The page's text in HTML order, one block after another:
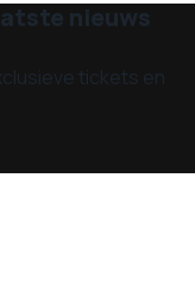
nieuws
tickets en